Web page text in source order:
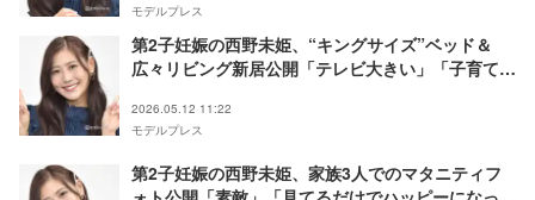
モデルプレス
第2子妊娠の西野未姫、“キングサイズ”ベッド＆
広々リビング新居公開「テレビ大きい」「子育てし
2026.05.12 11:22
モデルプレス
第2子妊娠の西野未姫、家族3人でのマタニティフ